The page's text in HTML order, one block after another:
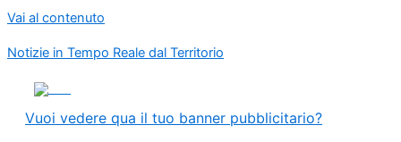
Vai al contenuto
Notizie in Tempo Reale dal Territorio
Vuoi vedere qua il tuo banner pubblicitario?